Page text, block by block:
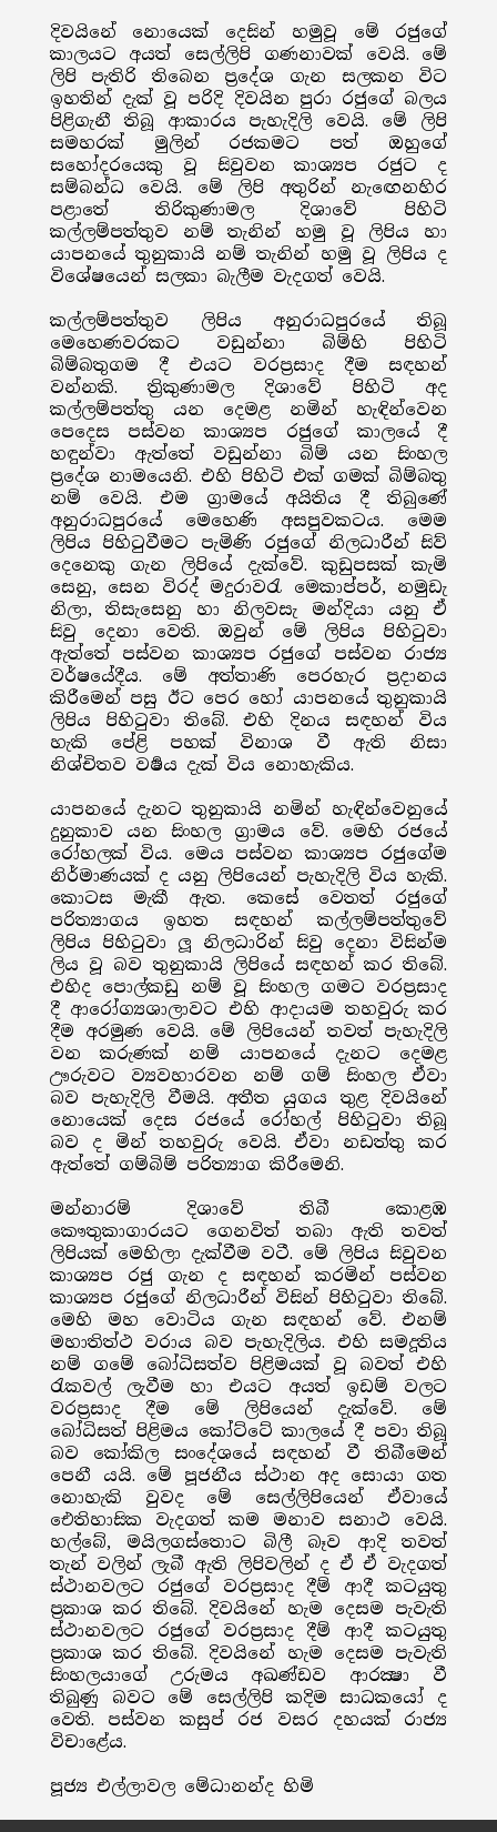
දිවයිනේ නොයෙක් දෙසින් හමුවූ මේ රජුගේ
කාලයට අයත් සෙල්ලිපි ගණනාවක් වෙයි. මේ
ලිපි පැතිරි තිබෙන ප්‍රදේශ ගැන සලකන විට
ඉහතින් දැක් වූ පරිදි දිවයින පුරා රජුගේ බලය
පිළිගැනී තිබූ ආකාරය පැහැදිලි වෙයි. මේ ලිපි
සමහරක් මුලින් රජකමට පත් ඔහුගේ
සහෝදරයෙකු වූ සිවුවන කාශ්‍යප රජුට ද
සම්බන්ධ වෙයි. මේ ලිපි අතුරින් නැඟෙනහිර
පළාතේ තිරිකුණාමල දිශාවේ පිහිටි
කල්ලම්පත්තුව නම් තැනින් හමු වූ ලිපිය හා
යාපනයේ තුනුකායි නම් තැනින් හමු වූ ලිපිය ද
විශේෂයෙන් සලකා බැලීම වැදගත් වෙයි.
කල්ලම්පත්තුව ලිපිය අනුරාධපුරයේ තිබූ
මෙහෙණවරකට වඩුන්නා බිම්හි පිහිටි
බිම්බතුගම දී එයට වරප්‍රසාද දීම සඳහන්
වන්නකි. ත්‍රිකුණාමල දිශාවේ පිහිටි අද
කල්ලම්පත්තු යන දෙමළ නමින් හැඳින්වෙන
පෙදෙස පස්වන කාශ්‍යප රජුගේ කාලයේ දී
හඳුන්වා ඇත්තේ වඩුන්නා බිම් යන සිංහල
ප්‍රදේශ නාමයෙනි. එහි පිහිටි එක් ගමක් බිම්බතු
නම් වෙයි. එම ග්‍රාමයේ අයිතිය දී තිබුණේ
අනුරාධපුරයේ මෙහෙණි අසපුවකටය. මෙම
ලිපිය පිහිටුවීමට පැමිණි රජුගේ නිලධාරීන් සිව්
දෙනෙකු ගැන ලිපියේ දැක්වේ. කුඩුපසක් කැමි
සෙනු, සෙන විරද් මදුරාවරැ මෙකාප්පර්, නමුඩැ
නිලා, තිසැසෙනු හා නිලවසැ මන්දියා යනු ඒ
සිවු දෙනා වෙති. ඔවුන් මේ ලිපිය පිහිටුවා
ඇත්තේ පස්වන කාශ්‍යප රජුගේ පස්වන රාජ්‍ය
වර්ෂයේදීය. මේ අත්තාණි පෙරහැර ප්‍රදානය
කිරීමෙන් පසු ඊට පෙර හෝ යාපනයේ තුනුකායි
ලිපිය පිහිටුවා තිබේ. එහි දිනය සඳහන් විය
හැකි පේළි පහක් විනාශ වී ඇති නිසා
නිශ්චිතව වර්‍ෂය දැක් විය නොහැකිය.
යාපනයේ දැනට තුනුකායි නමින් හැඳින්වෙනුයේ
දුනුකාව යන සිංහල ග්‍රාමය වේ. මෙහි රජයේ
රෝහලක් විය. මෙය පස්වන කාශ්‍යප රජුගේම
නිර්මාණයක් ද යනු ලිපියෙන් පැහැදිලි විය හැකි.
කොටස මැකී ඇත. කෙසේ වෙතත් රජුගේ
පරිත්‍යාගය ඉහත සඳහන් කල්ලම්පත්තුවේ
ලිපිය පිහිටුවා ලූ නිලධාරින් සිවු දෙනා විසින්ම
ලිය වූ බව තුනුකායි ලිපියේ සඳහන් කර තිබේ.
එහිද පොල්කඩු නම් වූ සිංහල ගමට වරප්‍රසාද
දී ආරෝග්‍යශාලාවට එහි ආදායම තහවුරු කර
දීම අරමුණ වෙයි. මේ ලිපියෙන් තවත් පැහැදිලි
වන කරුණක් නම් යාපනයේ දැනට දෙමළ
ඌරුවට ව්‍යවහාරවන නම් ගම් සිංහල ඒවා
බව පැහැදිලි වීමයි. අතීත යුගය තුළ දිවයිනේ
නොයෙක් දෙස රජයේ රෝහල් පිහිටුවා තිබූ
බව ද මින් තහවුරු වෙයි. ඒවා නඩත්තු කර
ඇත්තේ ගම්බිම් පරිත්‍යාග කිරීමෙනි.
මන්නාරම් දිශාවේ තිබී කොළඹ
කෞතුකාගාරයට ගෙනවිත් තබා ඇති තවත්
ලිපියක් මෙහිලා දැක්වීම වටී. මේ ලිපිය සිවුවන
කාශ්‍යප රජු ගැන ද සඳහන් කරමින් පස්වන
කාශ්‍යප රජුගේ නිලධාරීන් විසින් පිහිටුවා තිබේ.
මෙහි මහ වොටිය ගැන සඳහන් වේ. එනම්
මහාතිත්ථ වරාය බව පැහැදිලිය. එහි සමදූතිය
නම් ගමේ බෝධිසත්ව පිළිමයක් වූ බවත් එහි
රැකවල් ලැවීම හා එයට අයත් ඉඩම් වලට
වරප්‍රසාද දීම මේ ලිපියෙන් දැක්වේ. මේ
බෝධිසත් පිළිමය කෝට්ටේ කාලයේ දී පවා තිබූ
බව කෝකිල සංදේශයේ සඳහන් වී තිබීමෙන්
පෙනී යයි. මේ පූජනීය ස්ථාන අද සොයා ගත
නොහැකි වුවද මේ සෙල්ලිපියෙන් ඒවායේ
ඓතිහාසික වැදගත් කම මනාව සනාථ වෙයි.
හල්බේ, මයිලගස්තොට බිලී බෑව ආදි තවත්
තැන් වලින් ලැබී ඇති ලිපිවලින් ද ඒ ඒ වැදගත්
ස්ථානවලට රජුගේ වරප්‍රසාද දීම් ආදී කටයුතු
ප්‍රකාශ කර තිබේ. දිවයිනේ හැම දෙසම පැවැති
ස්ථානවලට රජුගේ වරප්‍රසාද දීම් ආදී කටයුතු
ප්‍රකාශ කර තිබේ. දිවයිනේ හැම දෙසම පැවැති
සිංහලයාගේ උරුමය අඛණ්ඩව ආරක්‍ෂා වී
තිබුණු බවට මේ සෙල්ලිපි කදිම සාධකයෝ ද
වෙති. පස්වන කසුප් රජ වසර දහයක් රාජ්‍ය
විචාළේය.
පූජ්‍ය එල්ලාවල මේධානන්ද හිමි